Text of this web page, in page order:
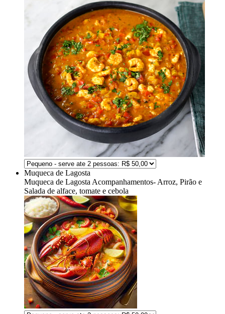
Muqueca de Lagosta
Muqueca de Lagosta Acompanhamentos- Arroz, Pirão e
Salada de alface, tomate e cebola